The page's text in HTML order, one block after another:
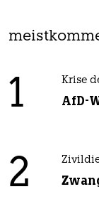
1 Krise
AfD-
2